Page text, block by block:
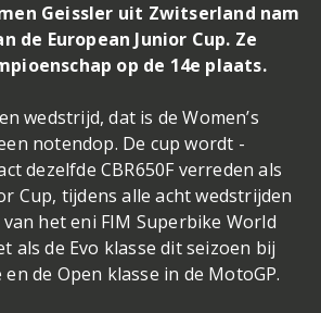
Geissler uit Zwitserland nam
de European Junior Cup. Ze
op de 14e plaats.
wedstrijd, dat is de Women’s
notendop. De cup wordt -
dezelfde CBR650F verreden als
Cup, tijdens alle acht wedstrijden
het eni FIM Superbike World
als de Evo klasse dit seizoen bij
de Open klasse in de MotoGP.